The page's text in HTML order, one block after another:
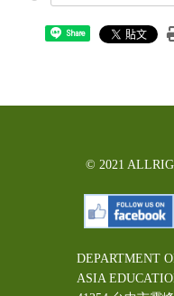
Share
© 2021
DEPARTMENT
ASIA